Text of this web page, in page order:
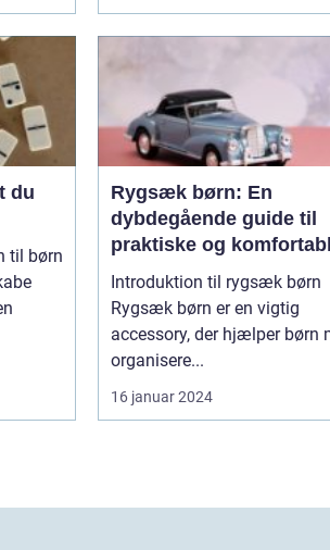
til børn
Rygsæk børn: En
dybdegående guide til
praktiske og
rygsække til børn
Introduktion til rygsæk børn
Rygsæk børn er en vigtig
accessory, der hjælper børn
organisere...
16 januar 2024